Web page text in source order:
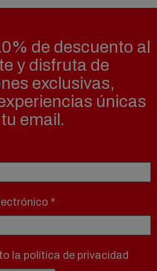
de descuento al
y disfruta de
exclusivas,
únicas
email.
*
la política de privacidad